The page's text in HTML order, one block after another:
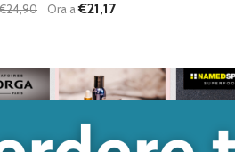
€24,90
Ora a€21,17